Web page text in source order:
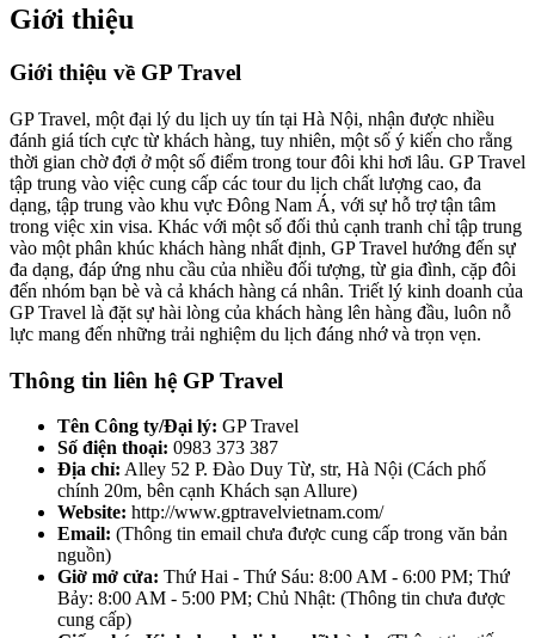
Giới thiệu
Giới thiệu về GP Travel
GP Travel, một đại lý du lịch uy tín tại Hà Nội, nhận được nhiều
đánh giá tích cực từ khách hàng, tuy nhiên, một số ý kiến cho rằng
thời gian chờ đợi ở một số điểm trong tour đôi khi hơi lâu. GP Travel
tập trung vào việc cung cấp các tour du lịch chất lượng cao, đa
dạng, tập trung vào khu vực Đông Nam Á, với sự hỗ trợ tận tâm
trong việc xin visa. Khác với một số đối thủ cạnh tranh chỉ tập trung
vào một phân khúc khách hàng nhất định, GP Travel hướng đến sự
đa dạng, đáp ứng nhu cầu của nhiều đối tượng, từ gia đình, cặp đôi
đến nhóm bạn bè và cả khách hàng cá nhân. Triết lý kinh doanh của
GP Travel là đặt sự hài lòng của khách hàng lên hàng đầu, luôn nỗ
lực mang đến những trải nghiệm du lịch đáng nhớ và trọn vẹn.
Thông tin liên hệ GP Travel
Tên Công ty/Đại lý: GP Travel
Số điện thoại: 0983 373 387
Địa chỉ: Alley 52 P. Đào Duy Từ, str, Hà Nội (Cách phố
chính 20m, bên cạnh Khách sạn Allure)
Website: http://www.gptravelvietnam.com/
Email: (Thông tin email chưa được cung cấp trong văn bản
nguồn)
Giờ mở cửa: Thứ Hai - Thứ Sáu: 8:00 AM - 6:00 PM; Thứ
Bảy: 8:00 AM - 5:00 PM; Chủ Nhật: (Thông tin chưa được
cung cấp)